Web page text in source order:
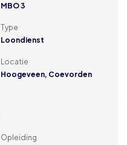
MBO 3
Type
Loondienst
Locatie
Hoogeveen, Coevorden
Opleiding